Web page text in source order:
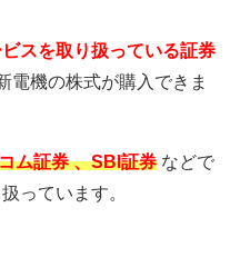
ビスを取り扱っている証券
電機の株式が購入できま
ム証券 、SBI証券 などで
っています。